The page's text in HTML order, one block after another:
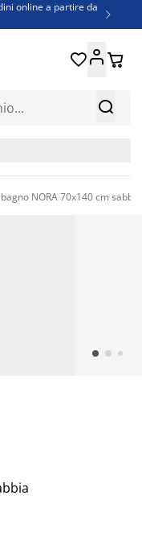
online a partire da

fino al 70%
più adatto a te

 
NORA 70x140 cm sabbia